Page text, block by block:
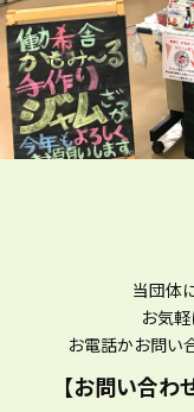
当団体
お気
お電話かお問い
【お問い合わ